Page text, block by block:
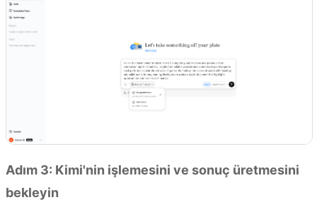
Adım 3: Kimi'nin işlemesini ve sonuç üretmesini
bekleyin